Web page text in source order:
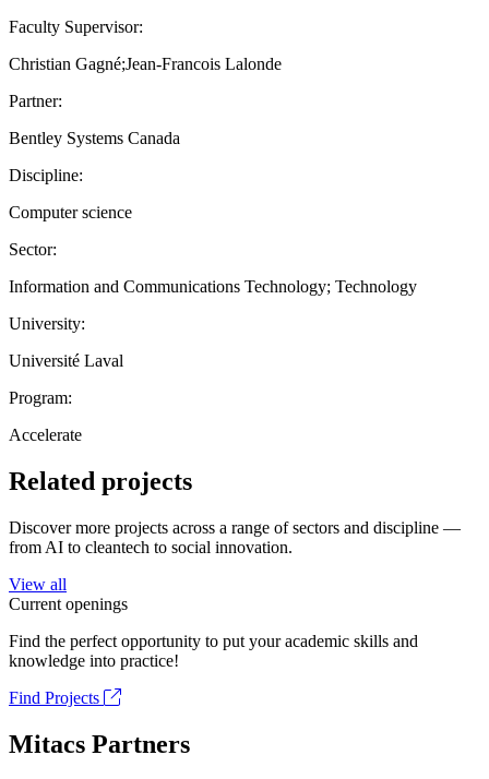
Faculty Supervisor:
Christian Gagné;Jean-Francois Lalonde
Partner:
Bentley Systems Canada
Discipline:
Computer science
Sector:
Information and Communications Technology; Technology
University:
Université Laval
Program:
Accelerate
Related projects
Discover more projects across a range of sectors and discipline —
from AI to cleantech to social innovation.
View all
Current openings
Find the perfect opportunity to put your academic skills and
knowledge into practice!
Find Projects
Mitacs Partners